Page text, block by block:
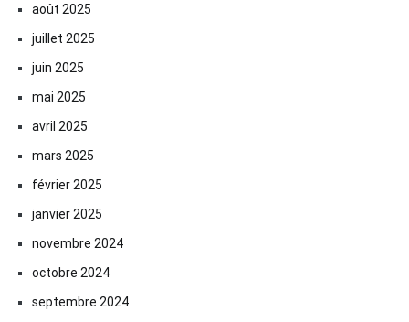
août 2025
juillet 2025
juin 2025
mai 2025
avril 2025
mars 2025
février 2025
janvier 2025
novembre 2024
octobre 2024
septembre 2024